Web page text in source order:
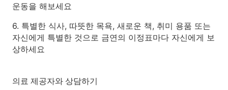
운동을 해보세요
6. 특별한 식사, 따뜻한 목욕, 새로운 책, 취미 용품 또는
자신에게 특별한 것으로 금연의 이정표마다 자신에게 보
상하세요
의료 제공자와 상담하기